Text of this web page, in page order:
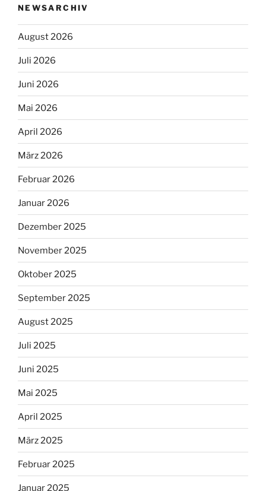
NEWSARCHIV
August 2026
Juli 2026
Juni 2026
Mai 2026
April 2026
März 2026
Februar 2026
Januar 2026
Dezember 2025
November 2025
Oktober 2025
September 2025
August 2025
Juli 2025
Juni 2025
Mai 2025
April 2025
März 2025
Februar 2025
Januar 2025